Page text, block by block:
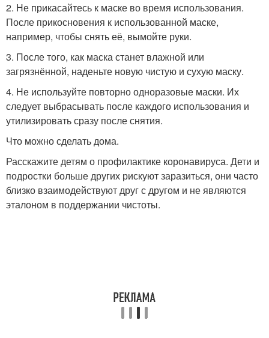
2. Не прикасайтесь к маске во время использования.
После прикосновения к использованной маске,
например, чтобы снять её, вымойте руки.
3. После того, как маска станет влажной или
загрязнённой, наденьте новую чистую и сухую маску.
4. Не используйте повторно одноразовые маски. Их
следует выбрасывать после каждого использования и
утилизировать сразу после снятия.
Что можно сделать дома.
Расскажите детям о профилактике коронавируса. Дети и
подростки больше других рискуют заразиться, они часто
близко взаимодействуют друг с другом и не являются
эталоном в поддержании чистоты.